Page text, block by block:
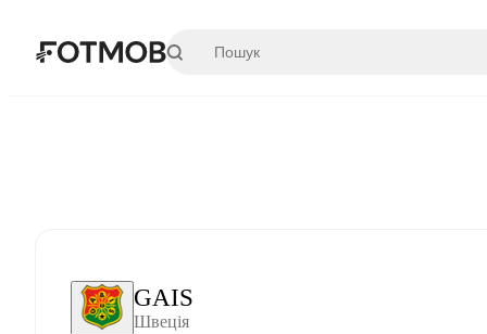
GAIS
Швеція